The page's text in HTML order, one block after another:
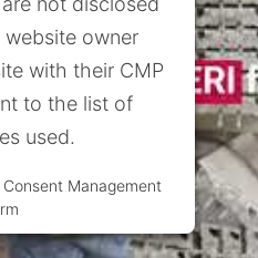
owner
with their CMP
to the list of
used.
Management